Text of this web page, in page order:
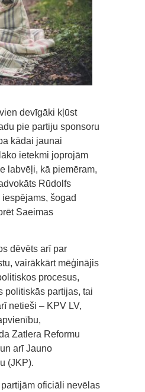
devīgāki kļūst
pie partiju sponsoru
kādai jaunai
ietekmi joprojām
labvēļi, kā piemēram,
Rūdolfs
šogad
Saeimas
dēvēts arī par
vairākkārt mēģinājis
procesus,
politiskās partijas, tai
netieši – KPV LV,
Zatlera Reformu
arī Jauno
(JKP).
oficiāli nevēlas